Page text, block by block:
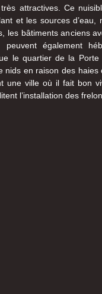
attractives. Ce
et les sources
les bâtiments anciens
peuvent également
le quartier de la
nids en raison des
une ville où il fait bon
l’installation des